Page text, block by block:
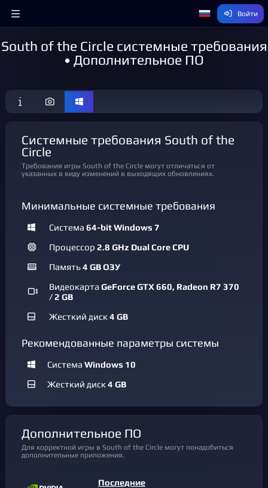
Войти
South of the Circle системные требования
• Дополнительное ПО
Системные требования South of the
Circle
Требования игры South of the Circle могут отличаться от
указанных в виду изменений в выходящих обновлениях.
Минимальные системные требования
Система 64-bit Windows 7
Процессор 2.8 GHz Dual Core CPU
Память4 GB ОЗУ
Видеокарта GeForce GTX 660, Radeon R7 370
/ 2 GB
Жесткий диск4 GB
Рекомендованные параметры системы
Система Windows 10
Жесткий диск4 GB
Дополнительное ПО
Для корректной игры в South of the Circle могут понадобиться
дополнительные приложения.
Последние